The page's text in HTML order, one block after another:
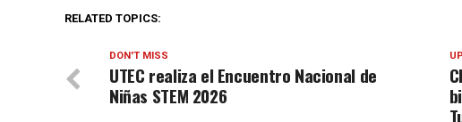
RELATED TOPICS:
DON'T MISS
UTEC realiza el Encuentro Nacional de
Niñas STEM 2026